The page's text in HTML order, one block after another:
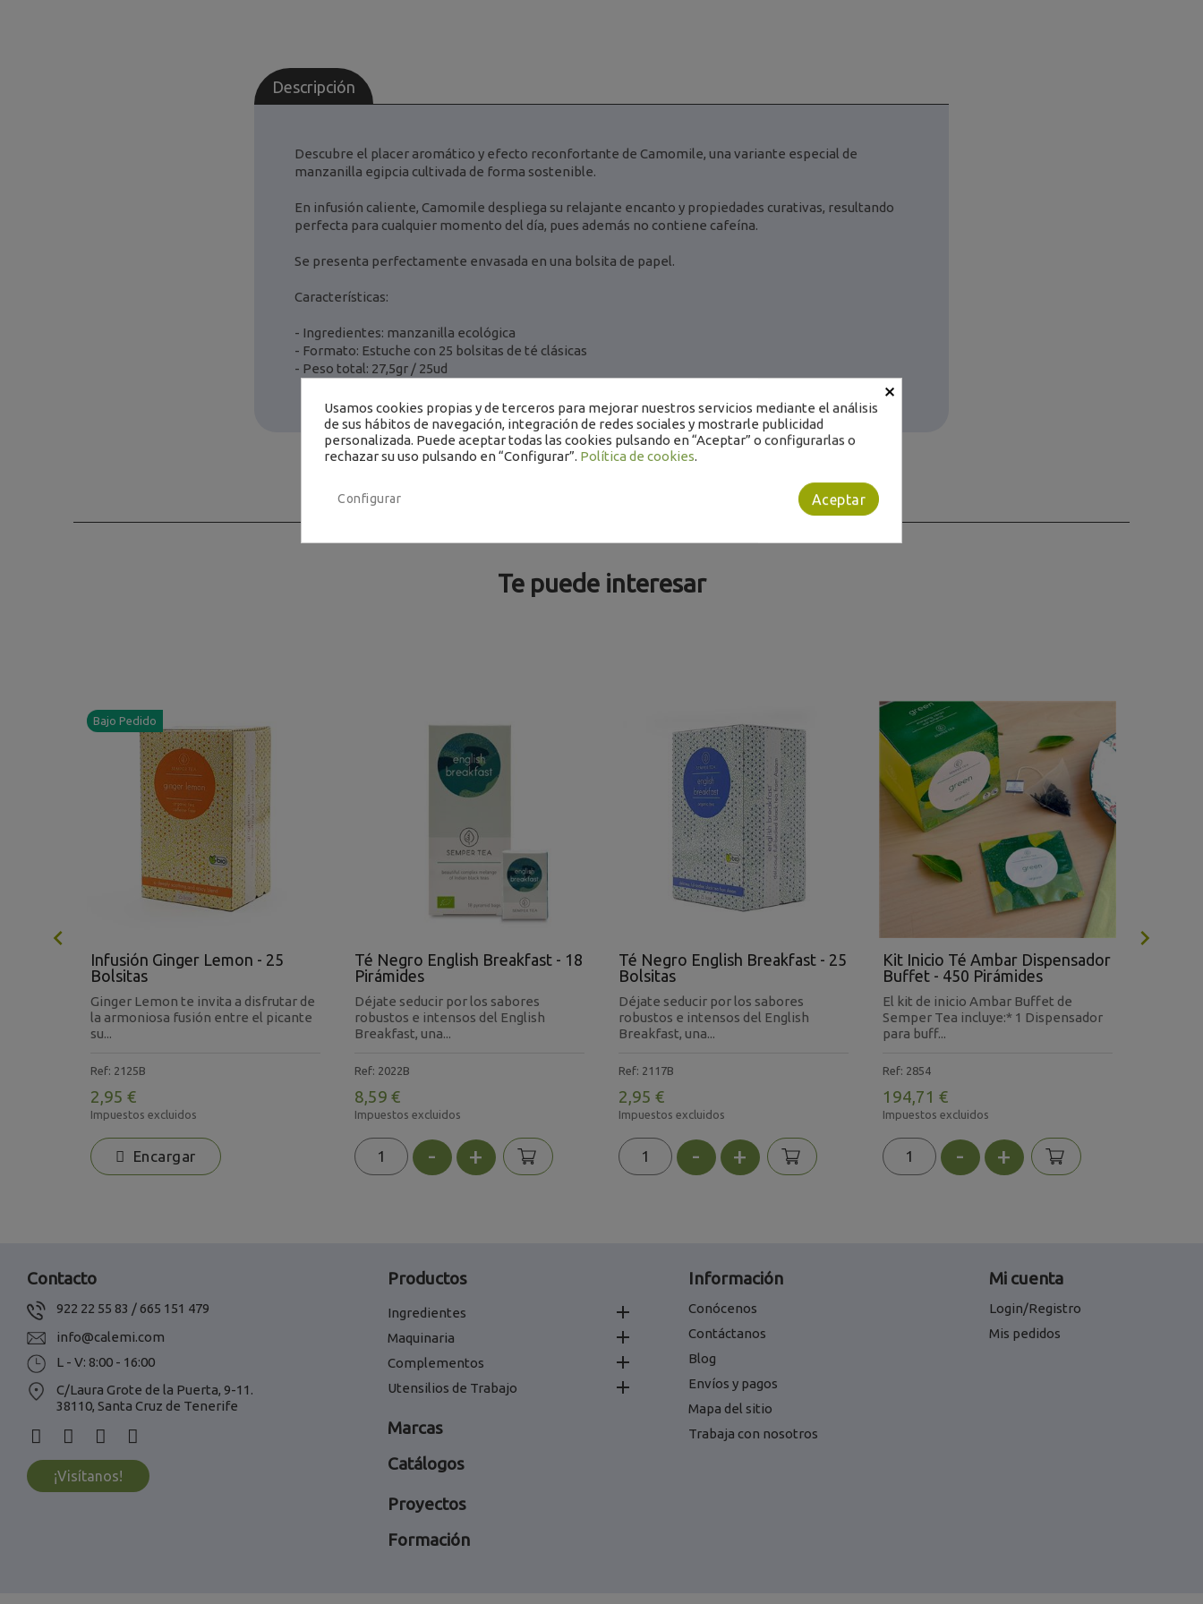
Descripción
Descubre el placer aromático y efecto reconfortante de Camomile, una variante especial de
manzanilla egipcia cultivada de forma sostenible.
En infusión caliente, Camomile despliega su relajante encanto y propiedades curativas, resultando
perfecta para cualquier momento del día, pues además no contiene cafeína.
Se presenta perfectamente envasada en una bolsita de papel.
Características:
- Ingredientes: manzanilla ecológica
- Formato: Estuche con 25 bolsitas de té clásicas
- Peso total: 27,5gr / 25ud
Te puede interesar

Infusión Ginger Lemon - 25
Bolsitas
Ginger Lemon te invita a disfrutar de
la armoniosa fusión entre el picante
su...
Ref: 2125B
2,95 €
Impuestos excluidos
Encargar
Bajo Pedido
Té Negro English Breakfast - 18
Pirámides
Déjate seducir por los sabores
robustos e intensos del English
Breakfast, una...
Ref: 2022B
8,59 €
Impuestos excluidos
- +
Té Negro English Breakfast - 25
Bolsitas
Déjate seducir por los sabores
robustos e intensos del English
Breakfast, una...
Ref: 2117B
2,95 €
Impuestos excluidos
- +
Kit Inicio Té Ambar Dispensador
Buffet - 450 Pirámides
El kit de inicio Ambar Buffet de
Semper Tea incluye:* 1 Dispensador
para buff...
Ref: 2854
194,71 €
Impuestos excluidos
- +

Contacto
922 22 55 83 / 665 151 479
info@calemi.com
L - V: 8:00 - 16:00
C/Laura Grote de la Puerta, 9-11.
38110, Santa Cruz de Tenerife
¡Visítanos!
Productos
Ingredientes 
Maquinaria 
Complementos 
Utensilios de Trabajo 
Marcas
Catálogos
Proyectos
Formación
Información
Conócenos
Contáctanos
Blog
Envíos y pagos
Mapa del sitio
Trabaja con nosotros
Mi cuenta
Login/Registro
Mis pedidos
×
Usamos cookies propias y de terceros para mejorar nuestros servicios mediante el análisis
de sus hábitos de navegación, integración de redes sociales y mostrarle publicidad
personalizada. Puede aceptar todas las cookies pulsando en “Aceptar” o configurarlas o
rechazar su uso pulsando en “Configurar”. Política de cookies.
Aceptar
Configurar